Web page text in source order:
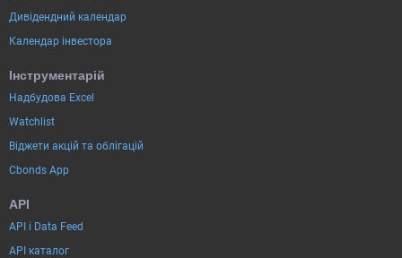
Дивідендний календар
Календар інвестора
Інструментарій
Надбудова Excel
Watchlist
Віджети акцій та облігацій
Cbonds App
API
API і Data Feed
API каталог